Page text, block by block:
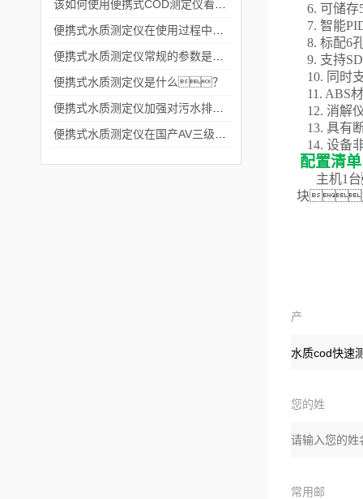
便携式水质测定仪是什么？
6. 可储存
7. 智能
8. 标配
9. 支持
10. 同时
11. ABS
12. 消解
13. 具有
14. 设备
配置清单
主机1
块
产
品
您的姓
名：
常用邮